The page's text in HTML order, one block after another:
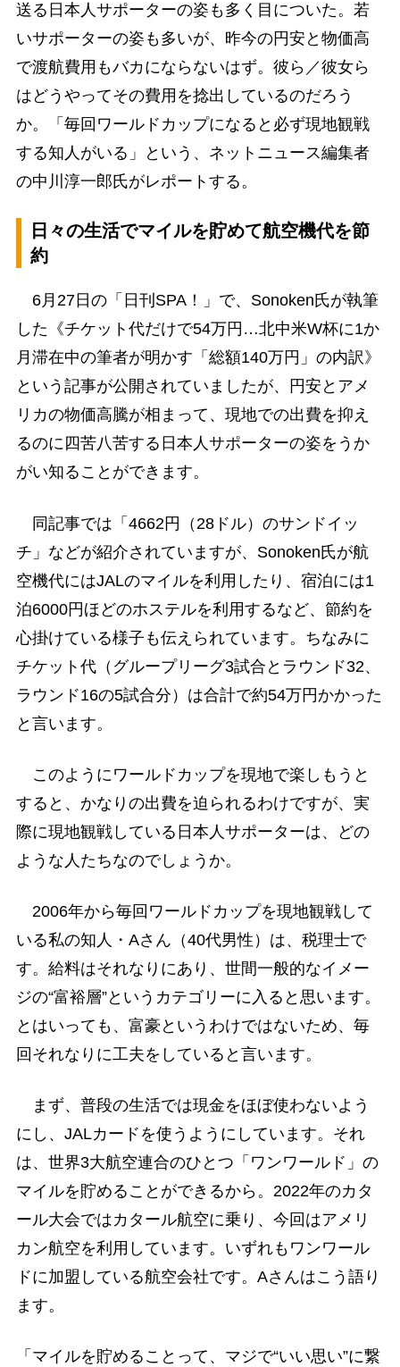
送る日本人サポーターの姿も多く目についた。若
いサポーターの姿も多いが、昨今の円安と物価高
で渡航費用もバカにならないはず。彼ら／彼女ら
はどうやってその費用を捻出しているのだろう
か。「毎回ワールドカップになると必ず現地観戦
する知人がいる」という、ネットニュース編集者
の中川淳一郎氏がレポートする。
日々の生活でマイルを貯めて航空機代を節
約
6月27日の「日刊SPA！」で、Sonoken氏が執筆
した《チケット代だけで54万円…北中米W杯に1か
月滞在中の筆者が明かす「総額140万円」の内訳》
という記事が公開されていましたが、円安とアメ
リカの物価高騰が相まって、現地での出費を抑え
るのに四苦八苦する日本人サポーターの姿をうか
がい知ることができます。
同記事では「4662円（28ドル）のサンドイッ
チ」などが紹介されていますが、Sonoken氏が航
空機代にはJALのマイルを利用したり、宿泊には1
泊6000円ほどのホステルを利用するなど、節約を
心掛けている様子も伝えられています。ちなみに
チケット代（グループリーグ3試合とラウンド32、
ラウンド16の5試合分）は合計で約54万円かかった
と言います。
このようにワールドカップを現地で楽しもうと
すると、かなりの出費を迫られるわけですが、実
際に現地観戦している日本人サポーターは、どの
ような人たちなのでしょうか。
2006年から毎回ワールドカップを現地観戦して
いる私の知人・Aさん（40代男性）は、税理士で
す。給料はそれなりにあり、世間一般的なイメー
ジの“富裕層”というカテゴリーに入ると思います。
とはいっても、富豪というわけではないため、毎
回それなりに工夫をしていると言います。
まず、普段の生活では現金をほぼ使わないよう
にし、JALカードを使うようにしています。それ
は、世界3大航空連合のひとつ「ワンワールド」の
マイルを貯めることができるから。2022年のカタ
ール大会ではカタール航空に乗り、今回はアメリ
カン航空を利用しています。いずれもワンワール
ドに加盟している航空会社です。Aさんはこう語り
ます。
「マイルを貯めることって、マジで“いい思い”に繋